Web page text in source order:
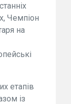
Чемпіон
на
етапів
із